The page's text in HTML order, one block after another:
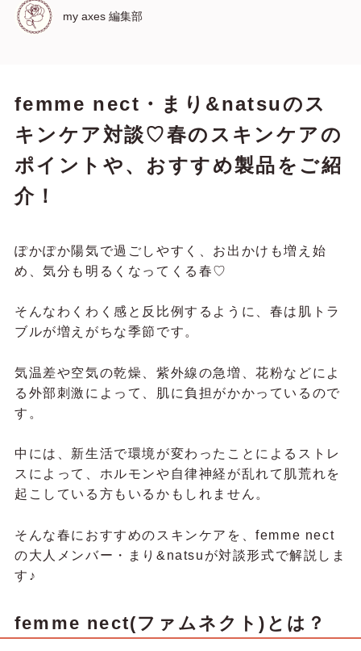
my axes 編集部
femme nect・まり&natsuのス
キンケア対談♡春のスキンケアの
ポイントや、おすすめ製品をご紹
介！
ぽかぽか陽気で過ごしやすく、お出かけも増え始
め、気分も明るくなってくる春♡
そんなわくわく感と反比例するように、春は肌トラ
ブルが増えがちな季節です。
気温差や空気の乾燥、紫外線の急増、花粉などによ
る外部刺激によって、肌に負担がかかっているので
す。
中には、新生活で環境が変わったことによるストレ
スによって、ホルモンや自律神経が乱れて肌荒れを
起こしている方もいるかもしれません。
そんな春におすすめのスキンケアを、femme nect
の大人メンバー・まり&natsuが対談形式で解説しま
す♪
femme nect(ファムネクト)とは？